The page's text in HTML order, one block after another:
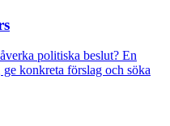
politiska beslut? En
konkreta förslag och söka